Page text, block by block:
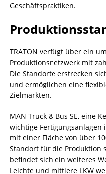
Geschäftspraktiken.
TRATON verfügt über ein
Produktionsnetzwerk mit
Die Standorte erstrecken
und ermöglichen eine
Zielmärkten.
MAN Truck & Bus SE, eine
wichtige Fertigungsanlagen
mit einer Fläche von über
Standort für die Produktion
befindet sich ein weiteres
Leichte und mittlere LKW